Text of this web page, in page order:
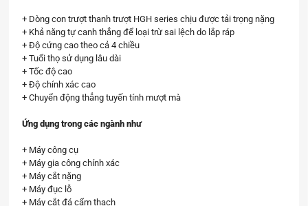
+ Dòng con trượt thanh trượt HGH series chịu được tải trọng nặng
+ Khả năng tự canh thẳng để loại trừ sai lệch do lắp ráp
+ Độ cứng cao theo cả 4 chiều
+ Tuổi thọ sử dụng lâu dài
+ Tốc độ cao
+ Độ chính xác cao
+ Chuyển động thẳng tuyến tính mượt mà
Ứng dụng trong các ngành như
+ Máy công cụ
+ Máy gia công chính xác
+ Máy cắt nặng
+ Máy đục lỗ
+ Máy cắt đá cẩm thạch